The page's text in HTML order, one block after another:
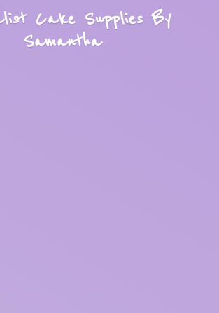
Cake SuppliesBy
Samantha